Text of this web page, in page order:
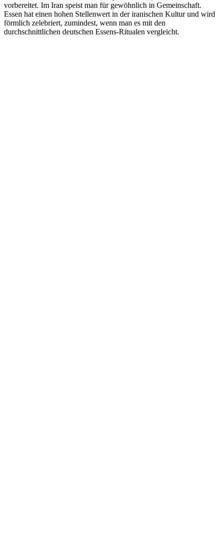
vorbereitet. Im Iran speist man für gewöhnlich in Gemeinschaft.
Essen hat einen hohen Stellenwert in der iranischen Kultur und wird
förmlich zelebriert, zumindest, wenn man es mit den
durchschnittlichen deutschen Essens-Ritualen vergleicht.